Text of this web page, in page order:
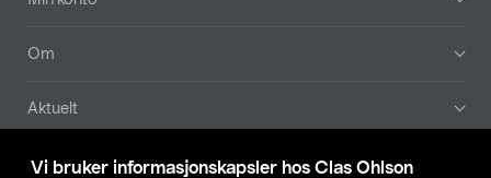
Vi bruker informasjonskapsler hos Clas Ohlson
Om
Aktuelt
Våre selskaper